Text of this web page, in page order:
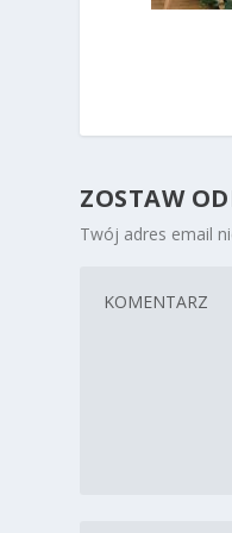
ZOSTAW
Twój adres email